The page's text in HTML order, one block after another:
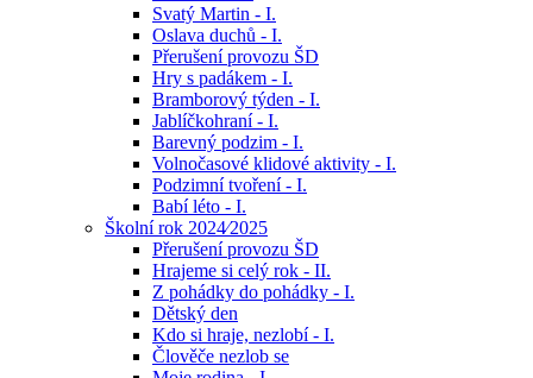
Svatý Martin - I.
Oslava duchů - I.
Přerušení provozu ŠD
Hry s padákem - I.
Bramborový týden - I.
Jablíčkohraní - I.
Barevný podzim - I.
Volnočasové klidové aktivity - I.
Podzimní tvoření - I.
Babí léto - I.
Školní rok 2024⁄2025
Přerušení provozu ŠD
Hrajeme si celý rok - II.
Z pohádky do pohádky - I.
Dětský den
Kdo si hraje, nezlobí - I.
Člověče nezlob se